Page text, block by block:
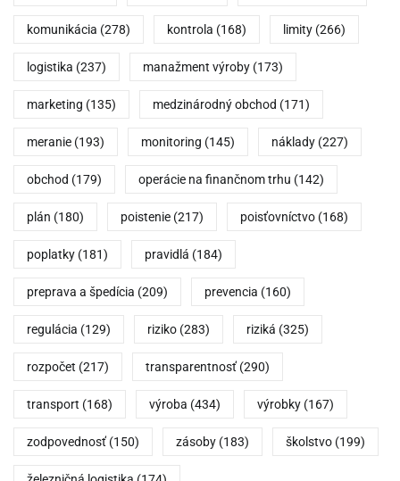
komunikácia (278) kontrola (168) limity (266)
logistika (237) manažment výroby (173)
marketing (135) medzinárodný obchod (171)
meranie (193) monitoring (145) náklady (227)
obchod (179) operácie na finančnom trhu (142)
plán (180) poistenie (217) poisťovníctvo (168)
poplatky (181) pravidlá (184)
preprava a špedícia (209) prevencia (160)
regulácia (129) riziko (283) riziká (325)
rozpočet (217) transparentnosť (290)
transport (168) výroba (434) výrobky (167)
zodpovednosť (150) zásoby (183) školstvo (199)